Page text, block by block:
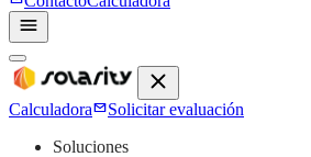
Calculadora
Solicitar evaluación
Soluciones